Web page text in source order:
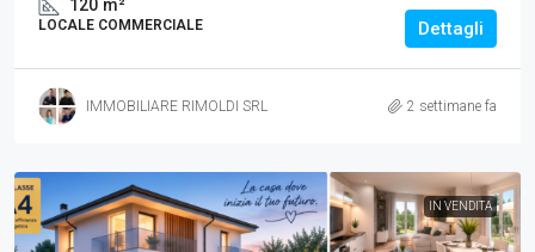
120 m²
LOCALE COMMERCIALE Dettagli
IMMOBILIARE RIMOLDI SRL 2 settimane fa
IN VENDITA